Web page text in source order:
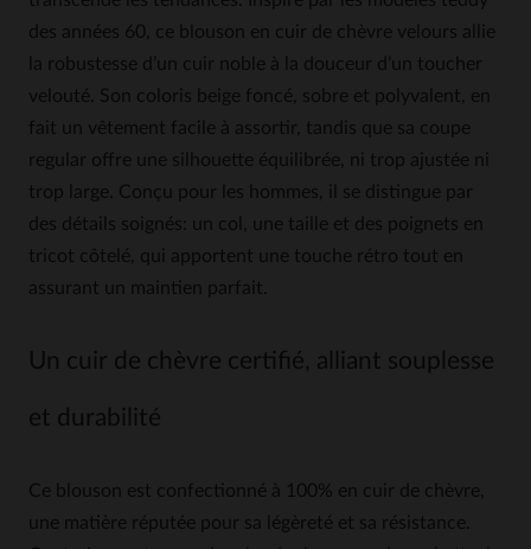
des années 60, ce blouson en cuir de chèvre velours allie
la robustesse d’un cuir noble à la douceur d’un toucher
velouté. Son coloris beige foncé, sobre et polyvalent, en
fait un vêtement facile à assortir, tandis que sa coupe
regular offre une silhouette équilibrée, ni trop ajustée ni
trop large. Conçu pour les hommes, il se distingue par
des détails soignés: un col, une taille et des poignets en
tricot côtelé, qui apportent une touche rétro tout en
assurant un maintien parfait.
Un cuir de chèvre certifié, alliant souplesse
et durabilité
Ce blouson est confectionné à 100% en cuir de chèvre,
une matière réputée pour sa légèreté et sa résistance.